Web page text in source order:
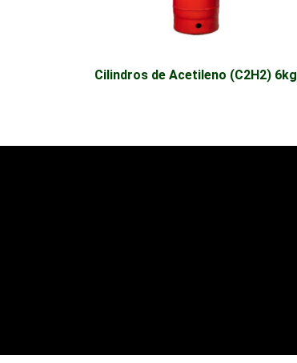
Cilindros de Acetileno (C2H2) 6kg